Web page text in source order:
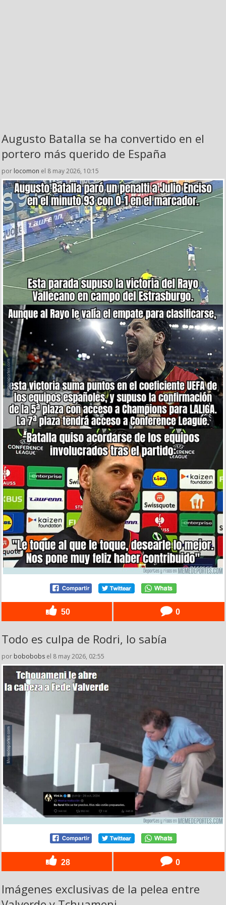
Augusto Batalla se ha convertido en el
portero más querido de España
por locomon el 8 may 2026, 10:15
50 0
Todo es culpa de Rodri, lo sabía
por bobobobs el 8 may 2026, 02:55
28 0
Imágenes exclusivas de la pelea entre